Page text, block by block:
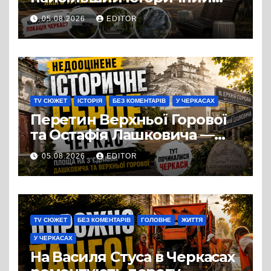
міф Черкас
05.08.2026 EDITOR
TV СЮЖЕТ ІСТОРІЯ БЕЗ КОМЕНТАРІВ У ЧЕРКАСАХ
Перетин Верхньої Горової
та Остафія Лашковича —
історичне серце Черкас.
Звідси розпочалася історія
міста, яке понад шість
століть стоїть над Дніпром
05.08.2026 EDITOR
TV СЮЖЕТ БЕЗ КОМЕНТАРІВ ГОЛОВНЕ ЖИТТЯ
У ЧЕРКАСАХ
На Василя Стуса в Черкасах